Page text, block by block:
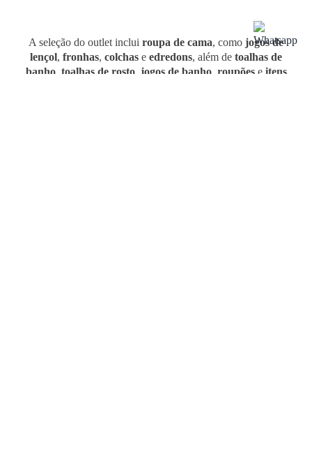
A seleção do outlet inclui roupa de cama, como jogos de
lençol, fronhas, colchas e edredons, além de toalhas de
banho, toalhas de rosto, jogos de banho, roupõese itens